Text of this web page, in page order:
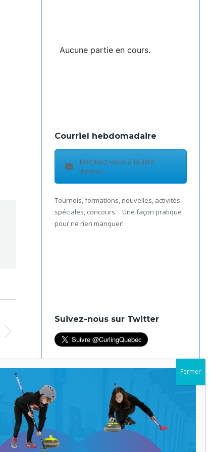
Aucune partie en cours.
Courriel hebdomadaire
Inscrivez-vous à la liste
d’envoi
Tournois, formations, nouvelles, activités
spéciales, concours… Une façon pratique
pour ne rien manquer!
Suivez-nous sur Twitter